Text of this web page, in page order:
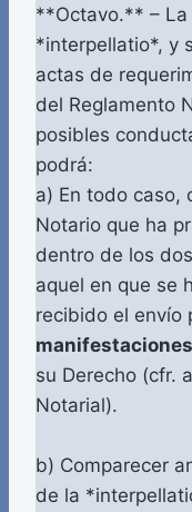
**Octavo.** – La
*interpellatio*, y
actas de
del Reglamento
posibles
podrá:
a) En todo caso,
Notario que ha
dentro de los
aquel en que se
recibido el envío
manifestaciones
su Derecho (cfr.
Notarial).
b) Comparecer
de la